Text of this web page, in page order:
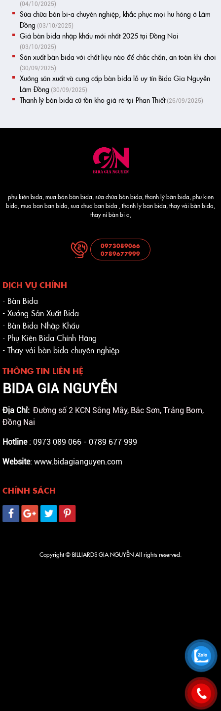
(04/10/2025)
Sửa chữa bàn bi-a chuyên nghiệp, khắc phục mọi hư hỏng ở Lâm
Đồng (03/10/2025)
Giá bàn bida nhập khẩu mới nhất 2025 tại Đồng Nai
(03/10/2025)
Sản xuất bàn bida với chất liệu nào để chắc chắn, an toàn khi chơi
(30/09/2025)
Xưởng sản xuất và cung cấp bàn bida lỗ uy tín Bida Gia Nguyễn
Lâm Đồng (30/09/2025)
Thanh lý bàn bida cũ tồn kho giá rẻ tại Phan Thiết (26/09/2025)
phụ kiện bida, mua bán bàn bida, sửa chửa bàn bida, thanh lý bàn bida, phu kien
bida, mua ban ban bida, sua chua ban bida , thanh ly ban bida, thay vải bàn bida,
thay nỉ bàn bi a,
0973089066
0789677999
DỊCH VỤ CHÍNH
- Bàn Bida
- Xưởng Sản Xuất Bida
- Bàn Bida Nhập Khẩu
- Phụ Kiện Bida Chính Hãng
- Thay vải bàn bida chuyên nghiệp
THÔNG TIN LIÊN HỆ
BIDA GIA NGUYỄN
Địa Chỉ: Đường số 2 KCN Sông Mây, Bắc Sơn, Trảng Bom,
Đồng Nai
Hotline : 0973 089 066 - 0789 677 999
Website: www.bidagianguyen.com
CHÍNH SÁCH
Copyright © BILLIARDS GIA NGUYỄN All rights reserved.